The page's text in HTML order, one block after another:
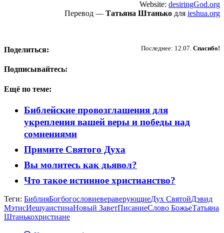
Website: desiringGod.org
Перевод — Татьяна Штанько для ieshua.org
Последнее: 12.07. Спасибо!
Поделиться:
Подписывайтесь:
Ещё по теме:
Библейские провозглашения для
укрепления вашей веры и победы над
сомнениями
Примите Святого Духа
Вы молитесь как дьявол?
Что такое истинное христианство?
Теги: БиблияБогбогословиевераверующиеДух СвятойДэвид
МэтисИешуаистинаНовый ЗаветПисаниеСлово БожьеТатьяна
Штанькохристиане